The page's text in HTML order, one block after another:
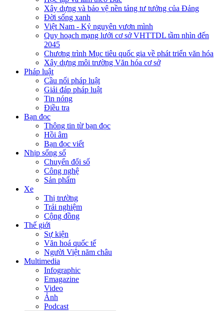
Xây dựng và bảo vệ nền tảng tư tưởng của Đảng
Đời sống xanh
Việt Nam - Kỷ nguyên vươn mình
Quy hoạch mạng lưới cơ sở VHTTDL tầm nhìn đến
2045
Chương trình Mục tiêu quốc gia về phát triển văn hóa
Xây dựng môi trường Văn hóa cơ sở
Pháp luật
Cầu nối pháp luật
Giải đáp pháp luật
Tin nóng
Điều tra
Bạn đọc
Thông tin từ bạn đọc
Hồi âm
Bạn đọc viết
Nhịp sống số
Chuyển đổi số
Công nghệ
Sản phẩm
Xe
Thị trường
Trải nghiệm
Cộng đồng
Thế giới
Sự kiện
Văn hoá quốc tế
Người Việt năm châu
Multimedia
Infographic
Emagazine
Video
Ảnh
Podcast